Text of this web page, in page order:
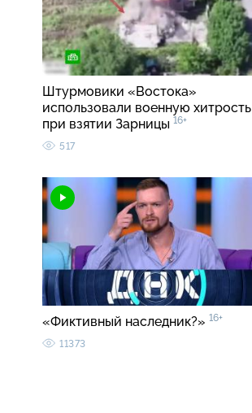
Штурмовики «Востока»
использовали военную хитрость
при взятии Зарницы 16+
517
«Фиктивный наследник?» 16+
11373